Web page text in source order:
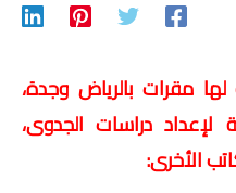
مقرات بالرياض وجدة،
دراسات الجدوى،
الأخرى: